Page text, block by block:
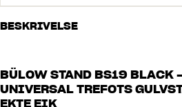
BESKRIVELSE
BÜLOW STAND BS19 BLACK
UNIVERSAL TREFOTS
EKTE EIK